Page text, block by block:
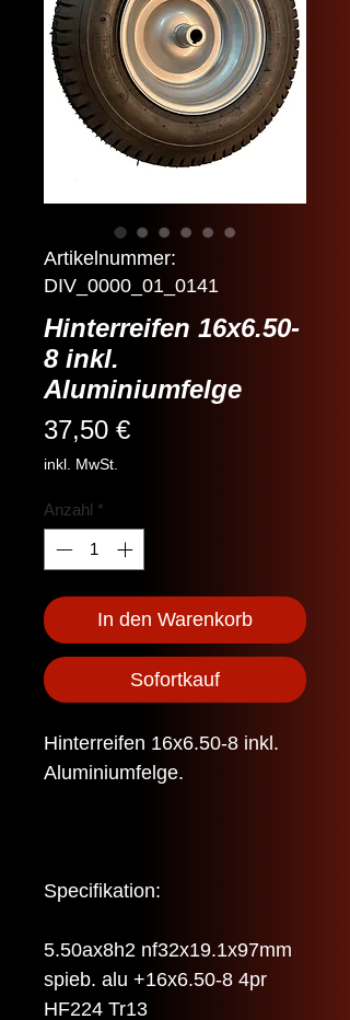
Artikelnummer:
DIV_0000_01_0141
Hinterreifen 16x6.50-
8 inkl.
Aluminiumfelge
37,50 €Preis
inkl. MwSt.
Anzahl *
In den Warenkorb
Sofortkauf
Hinterreifen 16x6.50-8 inkl.
Aluminiumfelge.
Specifikation:
5.50ax8h2 nf32x19.1x97mm
spieb. alu +16x6.50-8 4pr
HF224 Tr13